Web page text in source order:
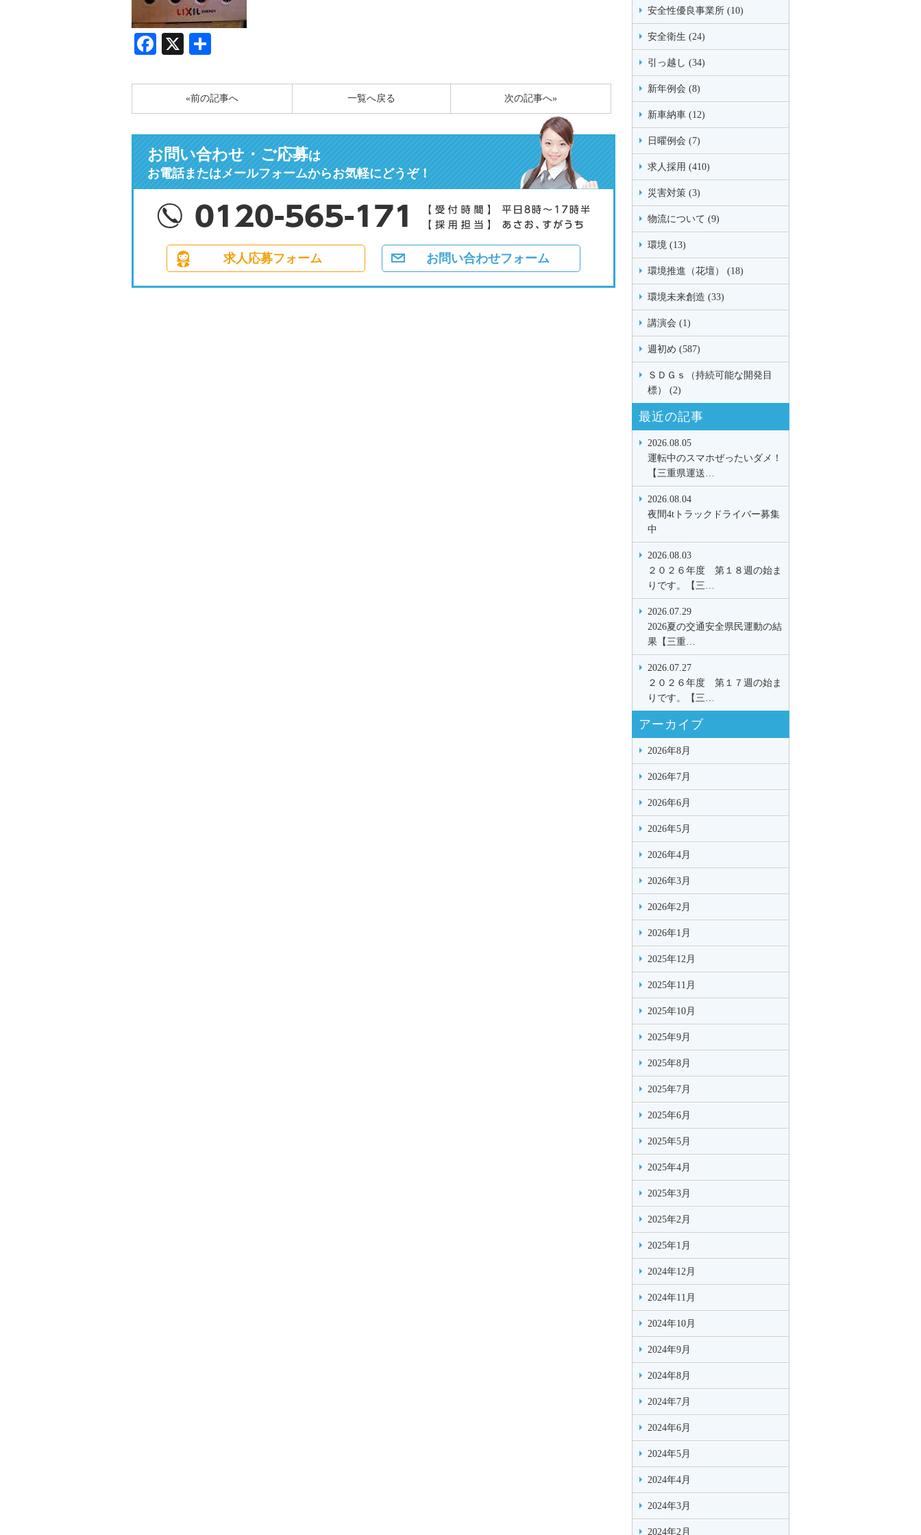
Facebook
X
«前の記事へ 次の記事へ»
一覧へ戻る
お問い合わせ・ご応募は
お電話またはメールフォームからお気軽にどうぞ！
求人応募フォーム お問い合わせフォーム
安全性優良事業所 (10)
安全衛生 (24)
引っ越し (34)
新年例会 (8)
新車納車 (12)
日曜例会 (7)
求人採用 (410)
災害対策 (3)
物流について (9)
環境 (13)
環境推進（花壇） (18)
環境未来創造 (33)
講演会 (1)
週初め (587)
ＳＤＧｓ（持続可能な開発目
標） (2)
最近の記事
2026.08.05
運転中のスマホぜったいダメ！
【三重県運送…
2026.08.04
夜間4tトラックドライバー募集
中
2026.08.03
２０２６年度 第１８週の始ま
りです。【三…
2026.07.29
2026夏の交通安全県民運動の結
果【三重…
2026.07.27
２０２６年度 第１７週の始ま
りです。【三…
アーカイブ
2026年8月
2026年7月
2026年6月
2026年5月
2026年4月
2026年3月
2026年2月
2026年1月
2025年12月
2025年11月
2025年10月
2025年9月
2025年8月
2025年7月
2025年6月
2025年5月
2025年4月
2025年3月
2025年2月
2025年1月
2024年12月
2024年11月
2024年10月
2024年9月
2024年8月
2024年7月
2024年6月
2024年5月
2024年4月
2024年3月
2024年2月